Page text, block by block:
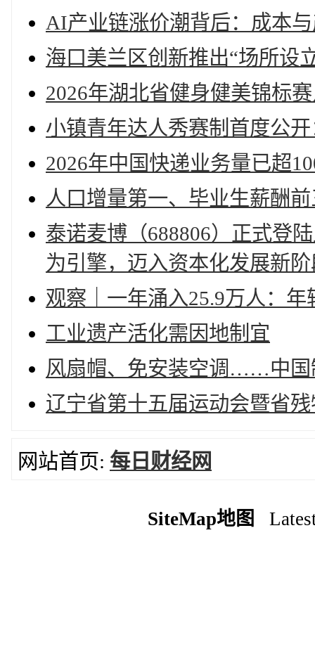
AI产业链涨价潮背后：成本
海口美兰区创新推出“场所设
2026年湖北省健身健美锦标
小镇青年达人秀赛制首度公
2026年中国快递业务量已超
人口增量第一、毕业生薪酬
泰诺麦博（688806）正式登
为引擎，迈入资本化发展新
观察｜一年涌入25.9万人：
工业遗产活化需因地制宜
风扇帽、免安装空调……中国
辽宁省第十五届运动会暨省
网站首页: 每日财经网
SiteMap地图